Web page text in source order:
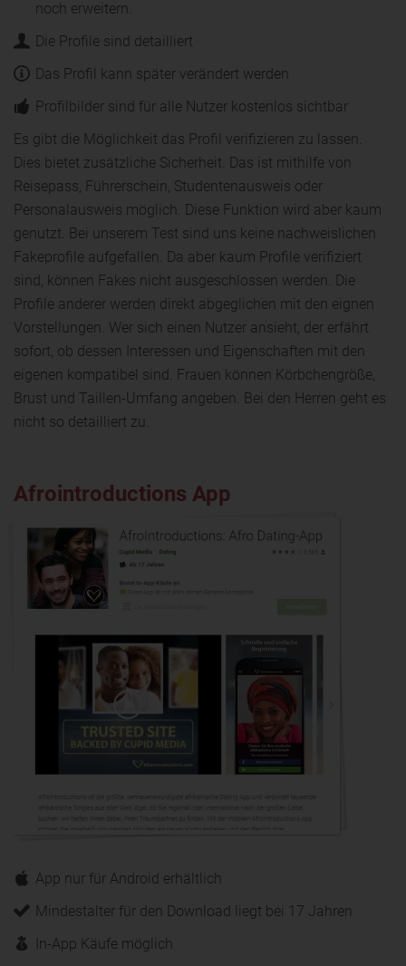
noch erweitern.
Die Profile sind detailliert
Das Profil kann später verändert werden
Profilbilder sind für alle Nutzer kostenlos sichtbar
Es gibt die Möglichkeit das Profil verifizieren zu lassen.
Dies bietet zusätzliche Sicherheit. Das ist mithilfe von
Reisepass, Führerschein, Studentenausweis oder
Personalausweis möglich. Diese Funktion wird aber kaum
genutzt. Bei unserem Test sind uns keine nachweislichen
Fakeprofile aufgefallen. Da aber kaum Profile verifiziert
sind, können Fakes nicht ausgeschlossen werden. Die
Profile anderer werden direkt abgeglichen mit den eignen
Vorstellungen. Wer sich einen Nutzer ansieht, der erfährt
sofort, ob dessen Interessen und Eigenschaften mit den
eigenen kompatibel sind. Frauen können Körbchengröße,
Brust und Taillen-Umfang angeben. Bei den Herren geht es
nicht so detailliert zu.
Afrointroductions App
App nur für Android erhältlich
Mindestalter für den Download liegt bei 17 Jahren
In-App Käufe möglich